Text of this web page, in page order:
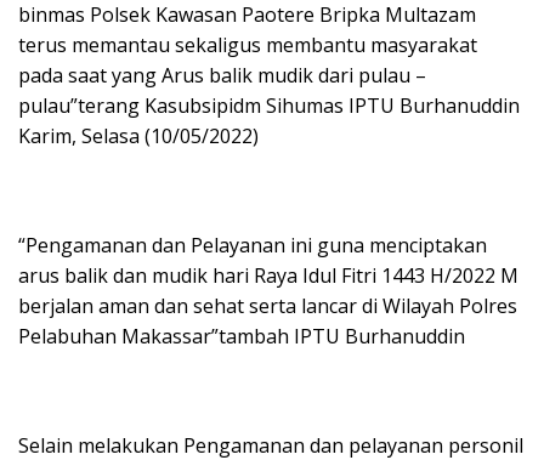
binmas Polsek Kawasan Paotere Bripka Multazam
terus memantau sekaligus membantu masyarakat
pada saat yang Arus balik mudik dari pulau –
pulau”terang Kasubsipidm Sihumas IPTU Burhanuddin
Karim, Selasa (10/05/2022)
“Pengamanan dan Pelayanan ini guna menciptakan
arus balik dan mudik hari Raya Idul Fitri 1443 H/2022 M
berjalan aman dan sehat serta lancar di Wilayah Polres
Pelabuhan Makassar”tambah IPTU Burhanuddin
Selain melakukan Pengamanan dan pelayanan personil